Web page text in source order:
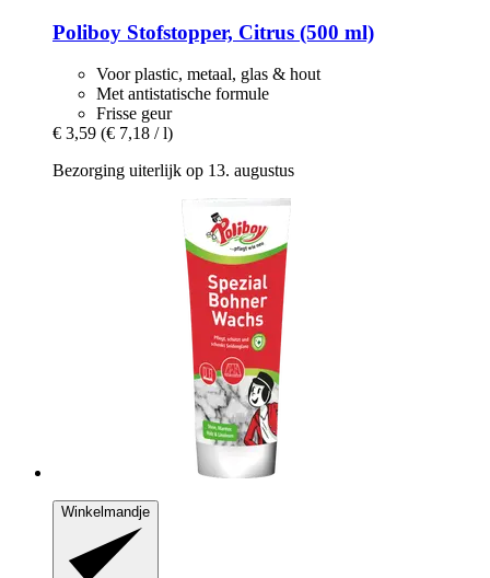
Poliboy Stofstopper, Citrus (500 ml)
Voor plastic, metaal, glas & hout
Met antistatische formule
Frisse geur
€ 3,59 (€ 7,18 / l)
Bezorging uiterlijk op 13. augustus
Winkelmandje